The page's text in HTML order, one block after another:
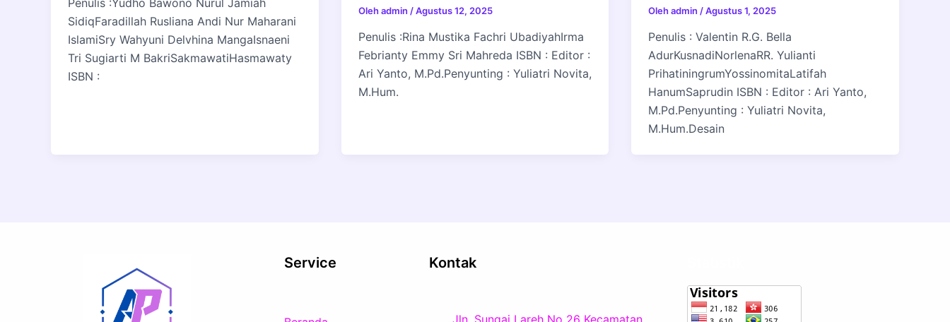
Penulis :Yudho Bawono Nurul Jamiah
SidiqFaradillah Rusliana Andi Nur Maharani
IslamiSry Wahyuni Delvhina MangaIsnaeni
Tri Sugiarti M BakriSakmawatiHasmawaty
ISBN :
Olehadmin /Agustus 12, 2025
Penulis :Rina Mustika Fachri UbadiyahIrma
Febrianty Emmy Sri Mahreda ISBN : Editor :
Ari Yanto, M.Pd.Penyunting : Yuliatri Novita,
M.Hum.
Olehadmin /Agustus 1, 2025
Penulis : Valentin R.G. Bella
AdurKusnadiNorlenaRR. Yulianti
PrihatiningrumYossinomitaLatifah
HanumSaprudin ISBN : Editor : Ari Yanto,
M.Pd.Penyunting : Yuliatri Novita,
M.Hum.Desain
Service Kontak